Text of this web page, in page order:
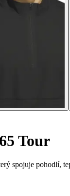
Tour
spojuje pohodlí,